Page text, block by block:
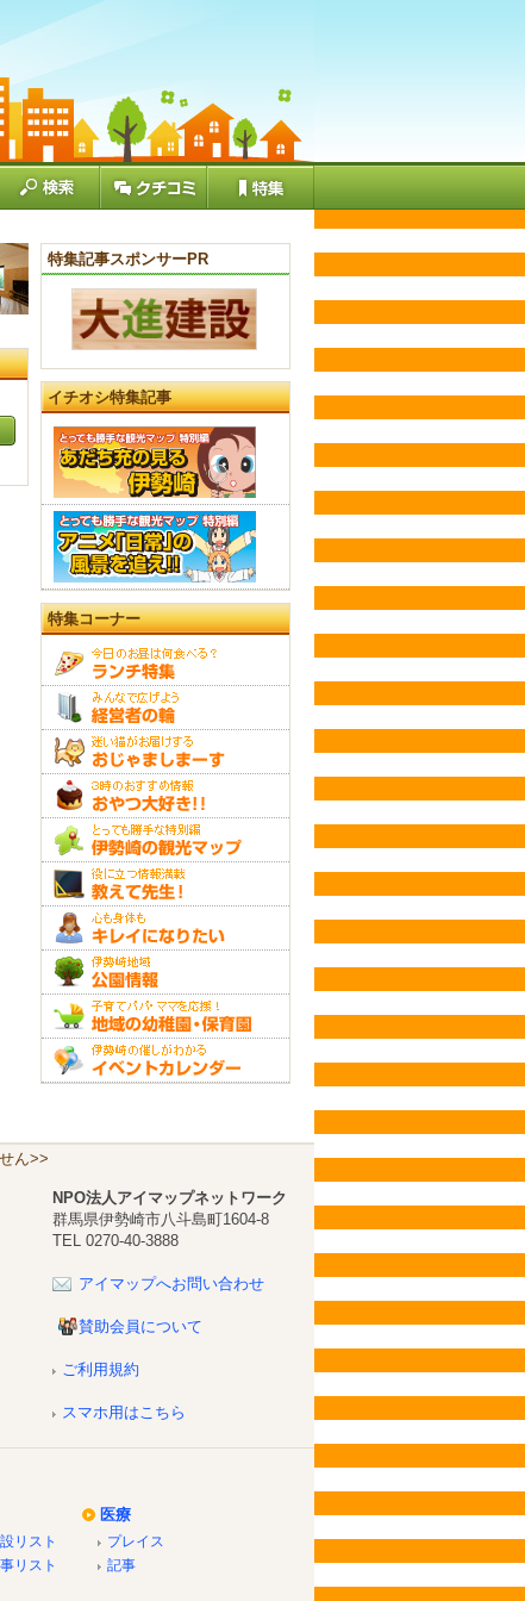
特集記事スポンサーPR
イチオシ特集記事
特集コーナー
ん>>
NPO法人アイマップネットワーク
群馬県伊勢崎市八斗島町1604-8
TEL 0270-40-3888
アイマップへお問い合わせ
賛助会員について
ご利用規約
スマホ用はこちら
リスト
リスト
医療
プレイス
記事